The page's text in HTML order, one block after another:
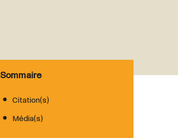
Sommaire
Citation(s)
Média(s)